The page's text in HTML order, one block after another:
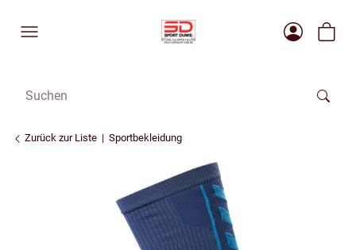
Zurück zur Liste Sportbekleidung